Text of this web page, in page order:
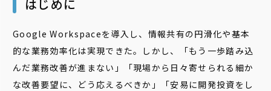
はじめに
Google Workspaceを導入し、情報共有の円滑化や基本
的な業務効率化は実現できた。しかし、「もう一歩踏み込
んだ業務改善が進まない」「現場から日々寄せられる細か
な改善要望に、どう応えるべきか」「安易に開発投資をし